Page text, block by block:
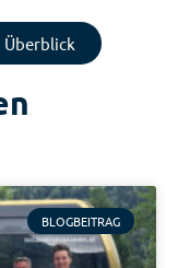
Überblick
BLOGBEITRAG